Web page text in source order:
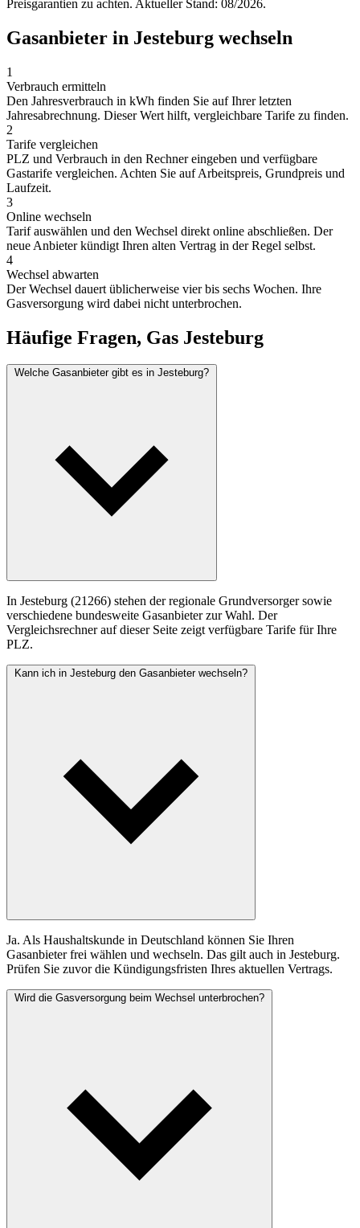
Preisgarantien zu achten. Aktueller Stand: 08/2026.
Gasanbieter in Jesteburg wechseln
1
Verbrauch ermitteln
Den Jahresverbrauch in kWh finden Sie auf Ihrer letzten
Jahresabrechnung. Dieser Wert hilft, vergleichbare Tarife zu finden.
2
Tarife vergleichen
PLZ und Verbrauch in den Rechner eingeben und verfügbare
Gastarife vergleichen. Achten Sie auf Arbeitspreis, Grundpreis und
Laufzeit.
3
Online wechseln
Tarif auswählen und den Wechsel direkt online abschließen. Der
neue Anbieter kündigt Ihren alten Vertrag in der Regel selbst.
4
Wechsel abwarten
Der Wechsel dauert üblicherweise vier bis sechs Wochen. Ihre
Gasversorgung wird dabei nicht unterbrochen.
Häufige Fragen, Gas Jesteburg
Welche Gasanbieter gibt es in Jesteburg?
In Jesteburg (21266) stehen der regionale Grundversorger sowie
verschiedene bundesweite Gasanbieter zur Wahl. Der
Vergleichsrechner auf dieser Seite zeigt verfügbare Tarife für Ihre
PLZ.
Kann ich in Jesteburg den Gasanbieter wechseln?
Ja. Als Haushaltskunde in Deutschland können Sie Ihren
Gasanbieter frei wählen und wechseln. Das gilt auch in Jesteburg.
Prüfen Sie zuvor die Kündigungsfristen Ihres aktuellen Vertrags.
Wird die Gasversorgung beim Wechsel unterbrochen?